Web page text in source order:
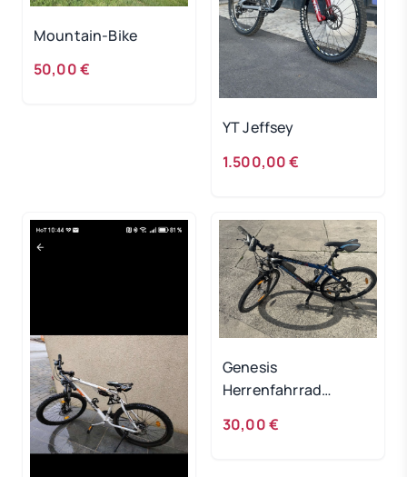
Mountain-Bike
50,00 €
YT Jeffsey
1.500,00 €
Genesis
Herrenfahrrad
30,00 €